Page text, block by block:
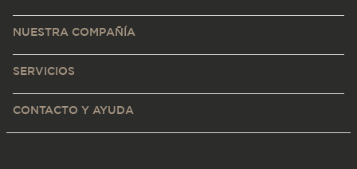
NUESTRA COMPAÑÍA
SERVICIOS
CONTACTO Y AYUDA